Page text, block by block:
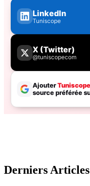
Derniers Articles